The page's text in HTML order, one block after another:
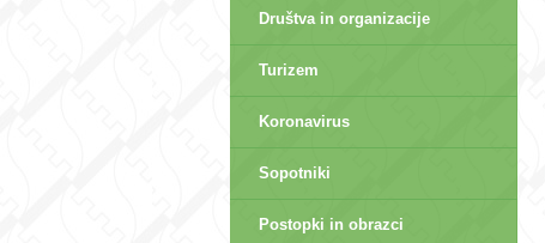
Društva in organizacije
Turizem
Koronavirus
Sopotniki
Postopki in obrazci